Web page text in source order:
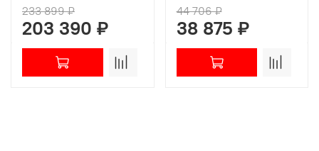
233 899 ₽
203 390 ₽
44 706 ₽
38 875 ₽